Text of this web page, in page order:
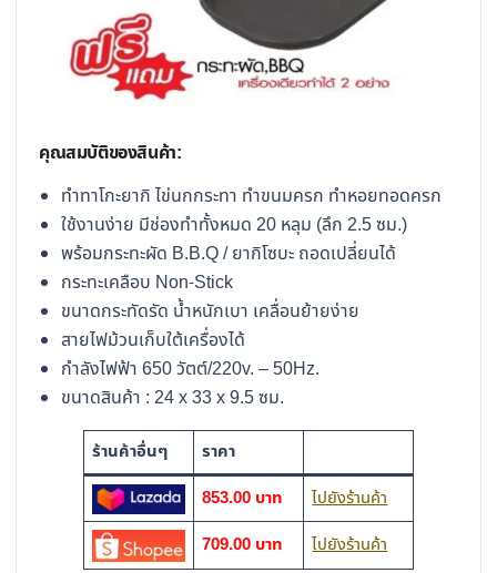
คุณสมบัติของสินค้า:
ทำทาโกะยากิ ไข่นกกระทา ทำขนมครก ทำหอยทอดครก
ใช้งานง่าย มีช่องทำทั้งหมด 20 หลุม (ลึก 2.5 ซม.)
พร้อมกระทะผัด B.B.Q / ยากิโซบะ ถอดเปลี่ยนได้
กระทะเคลือบ Non-Stick
ขนาดกระทัดรัด น้ำหนักเบา เคลื่อนย้ายง่าย
สายไฟม้วนเก็บใต้เครื่องได้
กำลังไฟฟ้า 650 วัตต์/220v. – 50Hz.
ขนาดสินค้า : 24 x 33 x 9.5 ซม.
ร้านค้าอื่นๆ
ราคา
853.00 บาท
ไปยังร้านค้า
709.00 บาท
ไปยังร้านค้า